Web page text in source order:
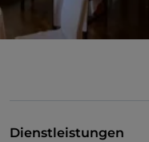
Dienstleistungen